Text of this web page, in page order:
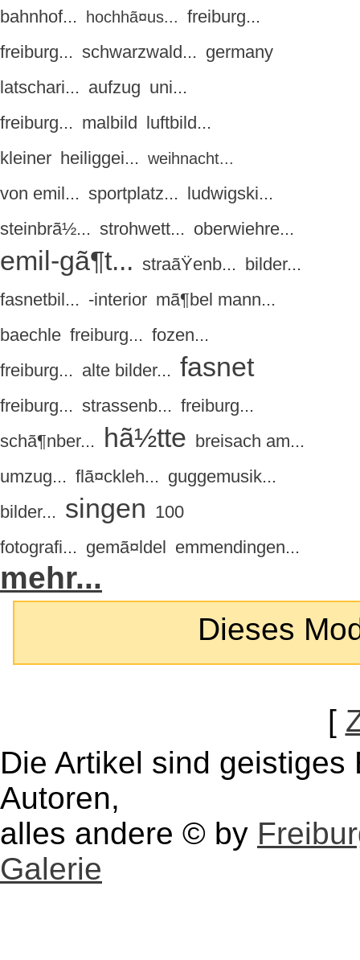
bahnhof... hochhã¤us... freiburg...
freiburg... schwarzwald... germany
latschari... aufzug uni...
freiburg... malbild luftbild...
kleiner heiliggei... weihnacht...
von emil... sportplatz... ludwigski...
steinbrã½... strohwett... oberwiehre...
emil-gã¶t... straãŸenb... bilder...
fasnetbil... -interior mã¶bel mann...
baechle freiburg... fozen...
freiburg... alte bilder... fasnet
freiburg... strassenb... freiburg...
schã¶nber... hã½tte breisach am...
umzug... flã¤ckleh... guggemusik...
bilder... singen 100
fotografi... gemã¤ldel emmendingen...
mehr...
Dieses
[
Die Artikel sind
Autoren,
alles andere © by
Galerie